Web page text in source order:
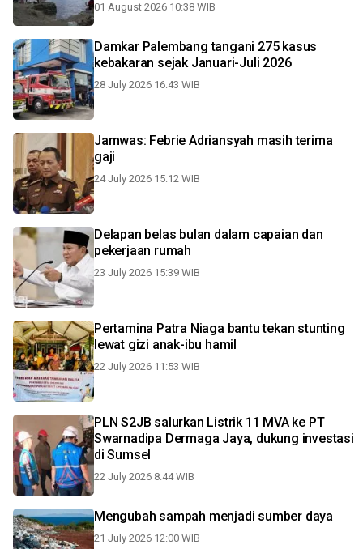
01 August 2026 10:38 WIB
Damkar Palembang tangani 275 kasus
kebakaran sejak Januari-Juli 2026
28 July 2026 16:43 WIB
Jamwas: Febrie Adriansyah masih terima
gaji
24 July 2026 15:12 WIB
Delapan belas bulan dalam capaian dan
pekerjaan rumah
23 July 2026 15:39 WIB
Pertamina Patra Niaga bantu tekan stunting
lewat gizi anak-ibu hamil
22 July 2026 11:53 WIB
PLN S2JB salurkan Listrik 11 MVA ke PT
Swarnadipa Dermaga Jaya, dukung investasi
di Sumsel
22 July 2026 8:44 WIB
Mengubah sampah menjadi sumber daya
21 July 2026 12:00 WIB